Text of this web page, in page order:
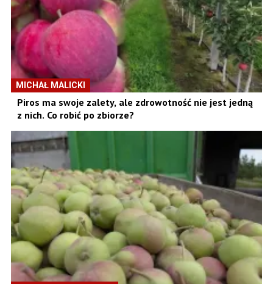
MICHAŁ MALICKI
Piros ma swoje zalety, ale zdrowotność nie jest jedną
z nich. Co robić po zbiorze?